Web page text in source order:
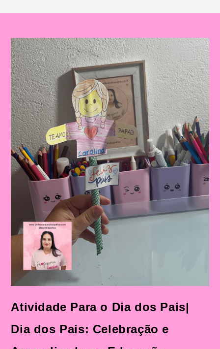
Atividade Para o Dia dos Pais|
Dia dos Pais: Celebração e